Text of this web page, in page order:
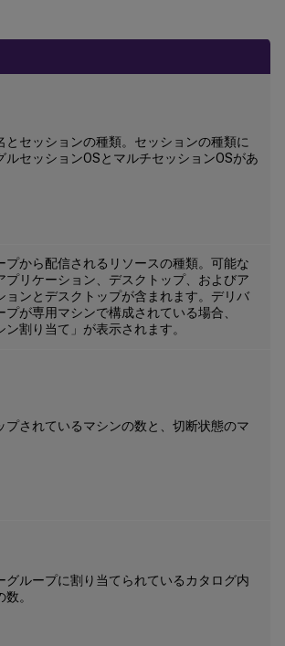
とセッションの種類。セッションの種類に
ルセッションOSとマルチセッションOSがあ
プから配信されるリソースの種類。可能な
プリケーション、デスクトップ、およびア
ョンとデスクトップが含まれます。デリバ
プが専用マシンで構成されている場合、
ン割り当て」が表示されます。
プされているマシンの数と、切断状態のマ
グループに割り当てられているカタログ内
。